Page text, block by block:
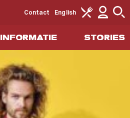
INFORMATIE STORIES
Contact English